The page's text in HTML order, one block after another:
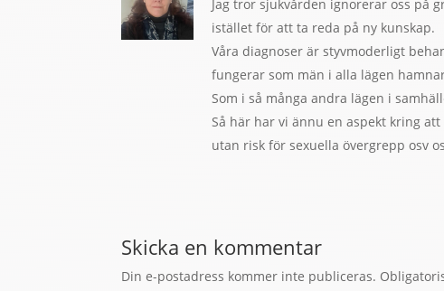
Jag tror sjukvården ignorerar oss på
istället för att ta reda på ny kunskap.
Våra diagnoser är styvmoderligt
fungerar som män i alla lägen
Som i så många andra lägen i
Så här har vi ännu en aspekt kring
utan risk för sexuella övergrepp osv
Skicka en kommentar
Din e-postadress kommer inte publiceras.